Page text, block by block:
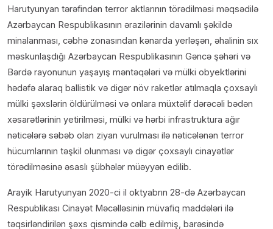
Harutyunyan tərəfindən terror aktlarının törədilməsi məqsədilə
Azərbaycan Respublikasının ərazilərinin davamlı şəkildə
minalanması, cəbhə zonasından kənarda yerləşən, əhalinin sıx
məskunlaşdığı Azərbaycan Respublikasının Gəncə şəhəri və
Bərdə rayonunun yaşayış məntəqələri və mülki obyektlərini
hədəfə alaraq ballistik və digər növ raketlər atılmaqla çoxsaylı
mülki şəxslərin öldürülməsi və onlara müxtəlif dərəcəli bədən
xəsarətlərinin yetirilməsi, mülki və hərbi infrastruktura ağır
nəticələrə səbəb olan ziyan vurulması ilə nəticələnən terror
hücumlarının təşkil olunması və digər çoxsaylı cinayətlər
törədilməsinə əsaslı şübhələr müəyyən edilib.
Arayik Harutyunyan 2020-ci il oktyabrın 28-də Azərbaycan
Respublikası Cinayət Məcəlləsinin müvafiq maddələri ilə
təqsirləndirilən şəxs qismində cəlb edilmiş, barəsində